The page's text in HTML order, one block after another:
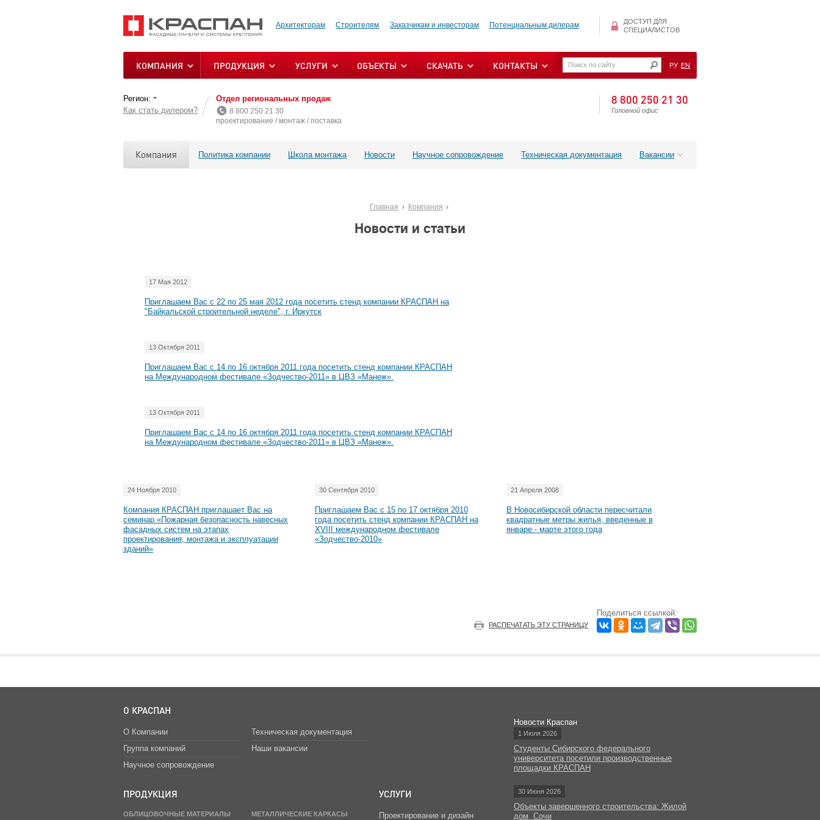
Архитекторам Строителям Заказчикам и инвесторам Потенциальным дилерам
ДОСТУП ДЛЯ
СПЕЦИАЛИСТОВ
КОМПАНИЯ ПРОДУКЦИЯ УСЛУГИ ОБЪЕКТЫ СКАЧАТЬ КОНТАКТЫ РУ EN
Регион:
Как стать дилером?
Отдел региональных продаж
8 800 250 21 30
проектирование / монтаж / поставка
8 800 250 21 30
Головной офис
Компания Политика компании Школа монтажа Новости Научное сопровождение Техническая документация Вакансии
Главная Компания
Новости и статьи
17 Мая 2012
Приглашаем Вас с 22 по 25 мая 2012 года посетить стенд компании КРАСПАН на
"Байкальской строительной неделе", г. Иркутск
13 Октября 2011
Приглашаем Вас с 14 по 16 октября 2011 года посетить стенд компании КРАСПАН
на Международном фестивале «Зодчество-2011» в ЦВЗ «Манеж».
13 Октября 2011
Приглашаем Вас с 14 по 16 октября 2011 года посетить стенд компании КРАСПАН
на Международном фестивале «Зодчество-2011» в ЦВЗ «Манеж».
24 Ноября 2010
Компания КРАСПАН приглашает Вас на
семинар «Пожарная безопасность навесных
фасадных систем на этапах
проектирования, монтажа и эксплуатации
зданий»
30 Сентября 2010
Приглашаем Вас с 15 по 17 октября 2010
года посетить стенд компании КРАСПАН на
XVIII международном фестивале
«Зодчество-2010»
21 Апреля 2008
В Новосибирской области пересчитали
квадратные метры жилья, введенные в
январе - марте этого года
РАСПЕЧАТАТЬ ЭТУ СТРАНИЦУ
Поделиться ссылкой:
О КРАСПАН
О Компании
Группа компаний
Научное сопровождение
Техническая документация
Наши вакансии
ПРОДУКЦИЯ
ОБЛИЦОВОЧНЫЕ МАТЕРИАЛЫ МЕТАЛЛИЧЕСКИЕ КАРКАСЫ
УСЛУГИ
Проектирование и дизайн
Новости Краспан
1 Июля 2026
Студенты Сибирского федерального
университета посетили производственные
площадки КРАСПАН
30 Июня 2026
Объекты завершенного строительства: Жилой
дом, Сочи